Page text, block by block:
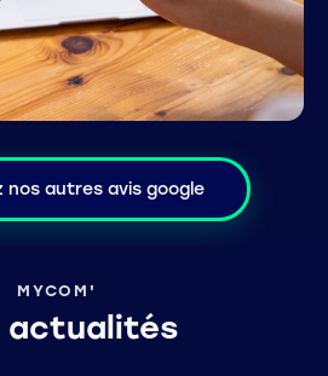
nos autres avis google
MYCOM'
actualités